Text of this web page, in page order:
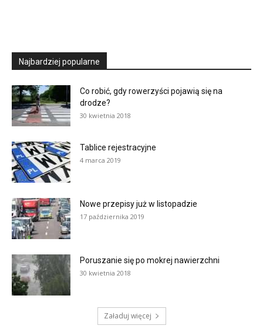
Najbardziej popularne
Co robić, gdy rowerzyści pojawią się na
drodze?
30 kwietnia 2018
Tablice rejestracyjne
4 marca 2019
Nowe przepisy już w listopadzie
17 października 2019
Poruszanie się po mokrej nawierzchni
30 kwietnia 2018
Załaduj więcej